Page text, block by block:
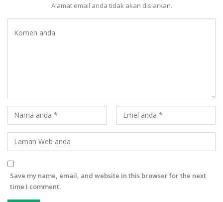
Alamat email anda tidak akan disiarkan.
Save my name, email, and website in this browser for the next
time I comment.